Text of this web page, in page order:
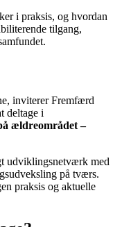
i praksis, og hvordan
tilgang,
inviterer Fremfærd
deltage i
ældreområdet –
udviklingsnetværk med
på tværs.
praksis og aktuelle